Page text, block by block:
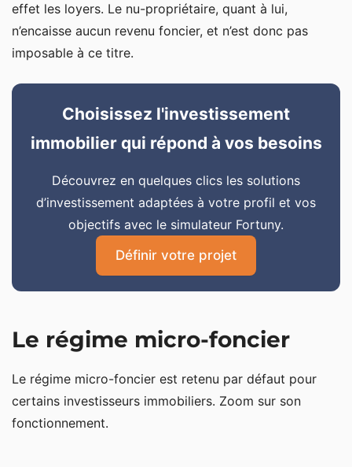
effet les loyers. Le nu-propriétaire, quant à lui,
n’encaisse aucun revenu foncier, et n’est donc pas
imposable à ce titre.
Choisissez l'investissement
immobilier qui répond à vos besoins
Découvrez en quelques clics les solutions
d’investissement adaptées à votre profil et vos
objectifs avec le simulateur Fortuny.
Définir votre projet
Le régime micro-foncier
Le régime micro-foncier est retenu par défaut pour
certains investisseurs immobiliers. Zoom sur son
fonctionnement.